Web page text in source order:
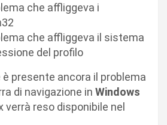
che affliggeva i
che affliggeva il sistema
del profilo
presente ancora il problema
di navigazione in Windows
verrà reso disponibile nel